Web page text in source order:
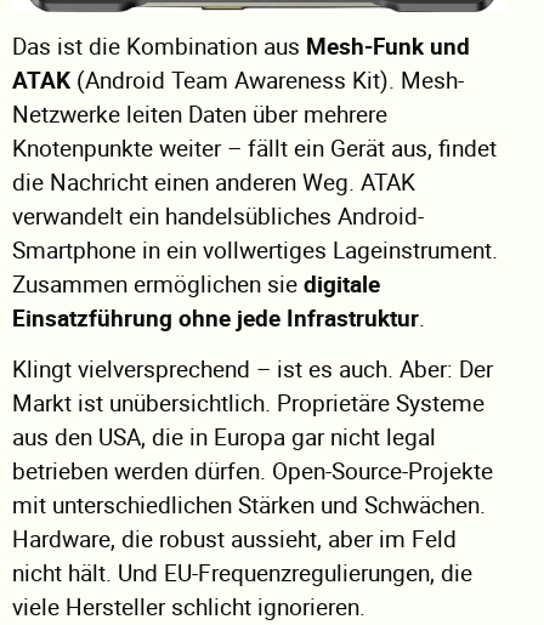
Das ist die Kombination aus Mesh-Funk und
ATAK (Android Team Awareness Kit). Mesh-
Netzwerke leiten Daten über mehrere
Knotenpunkte weiter – fällt ein Gerät aus, findet
die Nachricht einen anderen Weg. ATAK
verwandelt ein handelsübliches Android-
Smartphone in ein vollwertiges Lageinstrument.
Zusammen ermöglichen siedigitale
Einsatzführung ohne jede Infrastruktur.
Klingt vielversprechend – ist es auch. Aber: Der
Markt ist unübersichtlich. Proprietäre Systeme
aus den USA, die in Europa gar nicht legal
betrieben werden dürfen. Open-Source-Projekte
mit unterschiedlichen Stärken und Schwächen.
Hardware, die robust aussieht, aber im Feld
nicht hält. Und EU-Frequenzregulierungen, die
viele Hersteller schlicht ignorieren.